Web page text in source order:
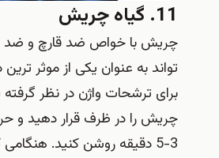
11. گیاه چریش
چریش با خواص ضد قارچ و
تواند به عنوان یکی از موثر
برای ترشحات واژن در نظر
چریش را در ظرف قرار دهید و
3-5 دقیقه روشن کنید.